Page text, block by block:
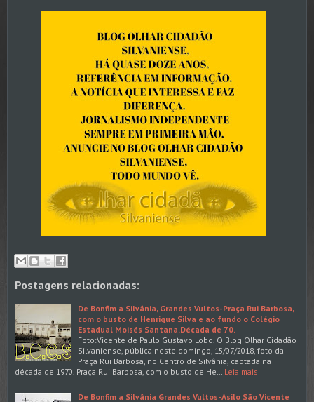
Postagens relacionadas:
De Bonfim a Silvânia, Grandes Vultos-Praça Rui Barbosa,
com o busto de Henrique Silva e ao fundo o Colégio
Estadual Moisés Santana.Década de 70.
Foto:Vicente de Paulo Gustavo Lobo. O Blog Olhar Cidadão
Silvaniense, pública neste domingo, 15/07/2018, foto da
Praça Rui Barbosa, no Centro de Silvânia, captada na
década de 1970. Praça Rui Barbosa, com o busto de He…
Leia mais
De Bonfim a Silvânia Grandes Vultos-Asilo São Vicente